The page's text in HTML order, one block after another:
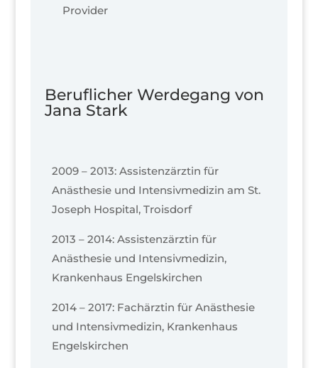
Provider
Beruflicher Werdegang von
Jana Stark
2009 – 2013: Assistenzärztin für
Anästhesie und Intensivmedizin am St.
Joseph Hospital, Troisdorf
2013 – 2014: Assistenzärztin für
Anästhesie und Intensivmedizin,
Krankenhaus Engelskirchen
2014 – 2017: Fachärztin für Anästhesie
und Intensivmedizin, Krankenhaus
Engelskirchen